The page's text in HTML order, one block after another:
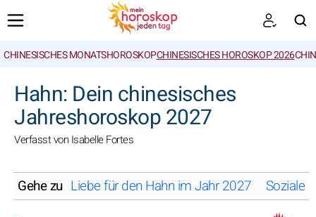
CHINESISCHES MONATSHOROSKOPCHINESISCHES HOROSKOP 2026
Hahn: Dein chinesisches
Jahreshoroskop 2027
Verfasst von Isabelle Fortes
Gehe zu Liebe für den Hahn im Jahr 2027